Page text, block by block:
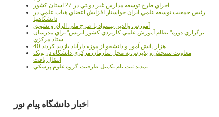
اجراي طرح توسعه مدارس غير دولتي در 27 استان کشور
رئيس جمعيت توسعه علمي ايران خواستار افزايش اعضاي هيات علمي در
دانشگاهها
آموزش والدين بيسواد با طرح ملي الزام و تشويق
برگزاري دوره" نظام آموزش علمي كاربردي كشور اتريش" براي مدرسان
ستاد مرکزي
40 هزار دانش آموز و دانشجو از موزه دارآباد بازديد کردند
معاونت سنجش و پذيرش به محل سازمان مرکزي دانشگاه در پونک
انتقال يافت
تمديد ثبت نام تکميل ظرفيت گروه علوم پزشکي
اخبار دانشگاه پیام نور